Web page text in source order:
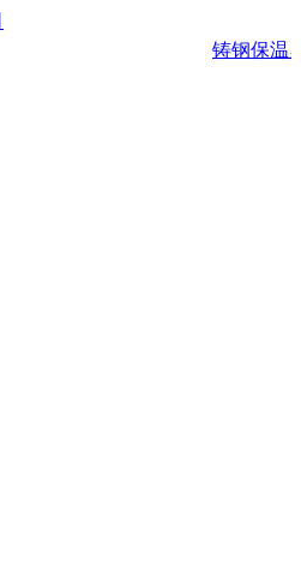
铸钢保温